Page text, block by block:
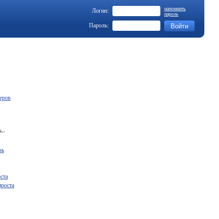
Логин:
напомнить
пароль
Пароль: